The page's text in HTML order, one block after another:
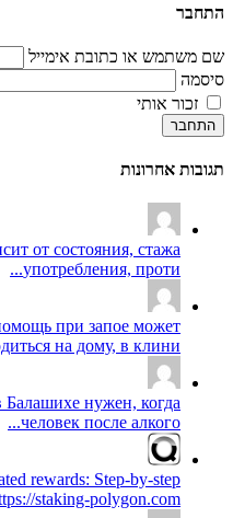
התחבר
שם משתמש או כתובת אימייל
סיסמה
זכור אותי
התחבר
תגובות אחרונות
от состояния, стажа
употребления, проти...
при запое может
на дому, в клини...
нужен, когда
человек после алкого...
rewards: Step-by-step
staking-polygon.com...